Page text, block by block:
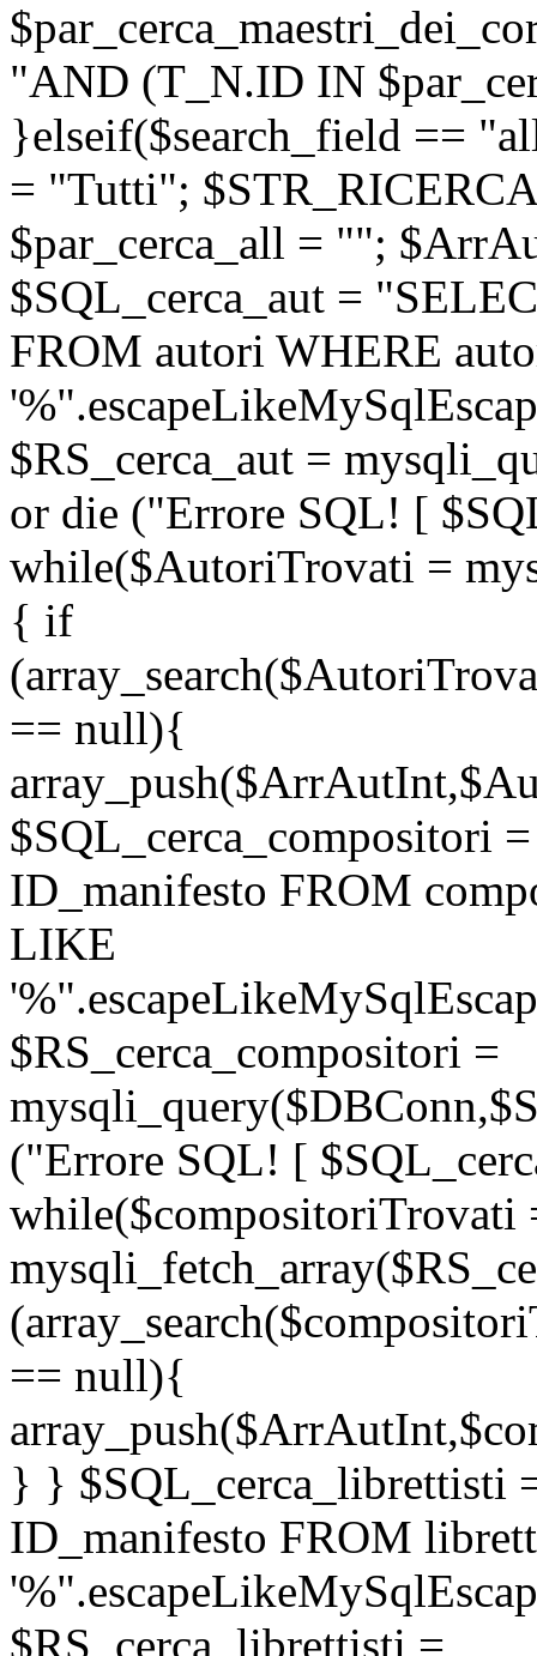
"AND (T_N.ID IN
}elseif($search_field ==
= "Tutti";
$par_cerca_all = "";
$SQL_cerca_aut =
FROM autori WHERE
$RS_cerca_aut =
or die ("Errore SQL! [
while($AutoriTrovati =
{ if
== null){
$SQL_cerca_compositori
ID_manifesto FROM
LIKE
$RS_cerca_compositori =
("Errore SQL! [
while($compositoriTrovati
== null){
} } $SQL_cerca_librettisti
ID_manifesto FROM
$RS_cerca_librettisti =